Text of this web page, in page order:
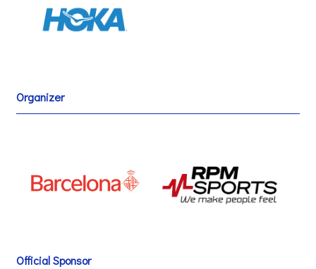
Organizer
Official Sponsor